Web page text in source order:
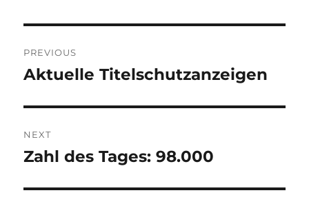
navigation
PREVIOUS
Previous
Aktuelle Titelschutzanzeigen
NEXT
Next
Zahl des Tages: 98.000